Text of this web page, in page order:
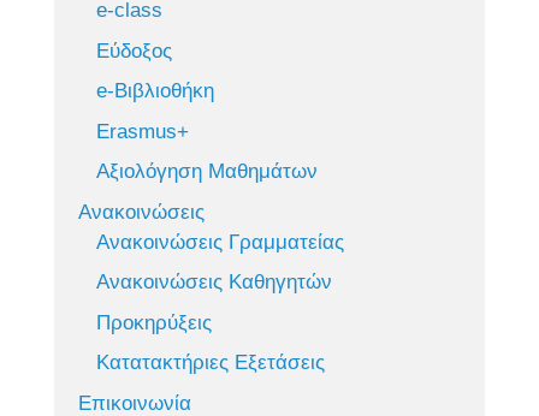
e-class
Εύδοξος
e-Βιβλιοθήκη
Erasmus+
Αξιολόγηση Μαθημάτων
Ανακοινώσεις
Ανακοινώσεις Γραμματείας
Ανακοινώσεις Καθηγητών
Προκηρύξεις
Κατατακτήριες Εξετάσεις
Επικοινωνία